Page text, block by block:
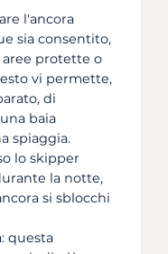
l'ancora
sia consentito,
protette o
vi permette,
di
baia
spiaggia.
lo skipper
la notte,
si sblocchi
questa